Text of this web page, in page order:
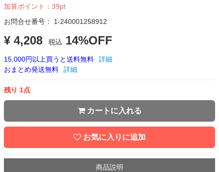
加算ポイント： 39pt
お問合せ番号： 1-240001258912
¥ 4,208 税込 14%OFF
15,000円以上買うと送料無料
詳細
おまとめ発送無料
詳細
残り 1点
カートに入れる
お気に入りに追加
商品説明